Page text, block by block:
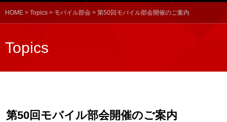
HOME > Topics > モバイル部会 > 第50回モバイル部会開催のご案内
Topics
第50回モバイル部会開催のご案内